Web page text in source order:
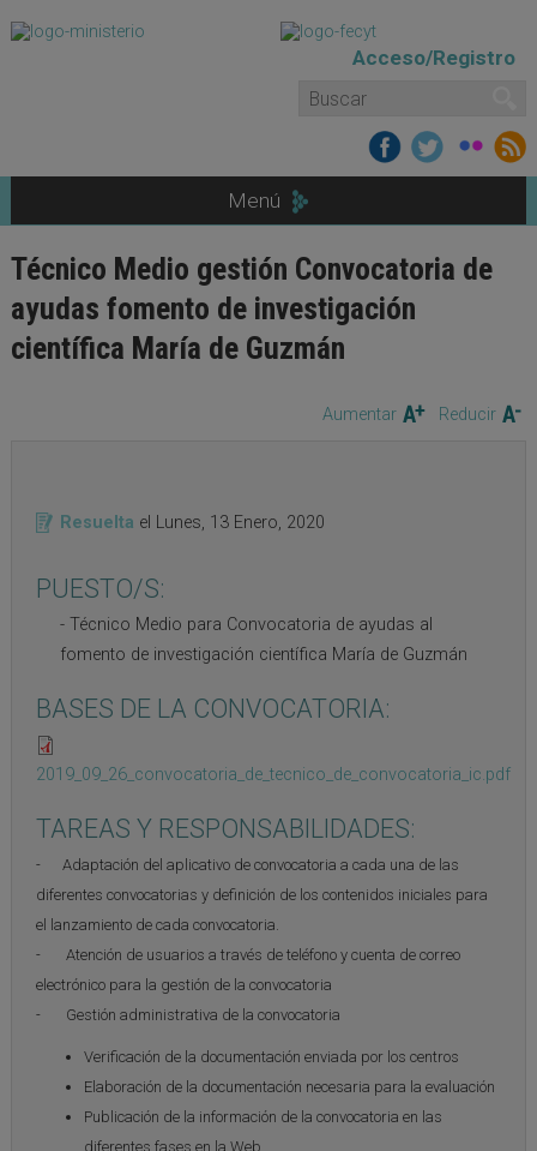
Acceso/Registro
Formulario de búsqueda
Buscar
Menú
Técnico Medio gestión Convocatoria de
ayudas fomento de investigación
científica María de Guzmán
Aumentar Reducir
Resuelta el Lunes, 13 Enero, 2020
PUESTO/S:
Técnico Medio para Convocatoria de ayudas al
fomento de investigación científica María de Guzmán
BASES DE LA CONVOCATORIA:
2019_09_26_convocatoria_de_tecnico_de_convocatoria_ic.pdf
TAREAS Y RESPONSABILIDADES:
- Adaptación del aplicativo de convocatoria a cada una de las
diferentes convocatorias y definición de los contenidos iniciales para
el lanzamiento de cada convocatoria.
- Atención de usuarios a través de teléfono y cuenta de correo
electrónico para la gestión de la convocatoria
- Gestión administrativa de la convocatoria
Verificación de la documentación enviada por los centros
Elaboración de la documentación necesaria para la evaluación
Publicación de la información de la convocatoria en las
diferentes fases en la Web